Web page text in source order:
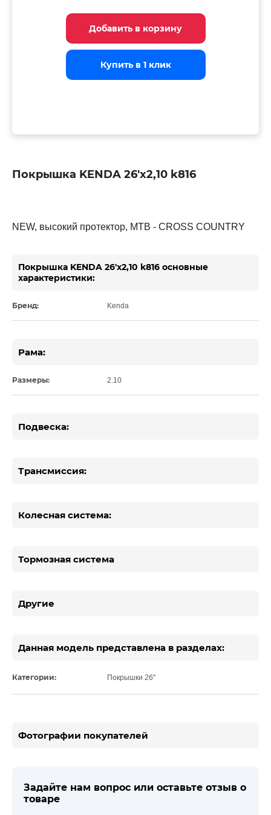
Добавить в корзину
Добавить в корзину
Добавить в корзину
Купить в 1 клик
Купить в 1 клик
Купить в 1 клик
Покрышка KENDA 26'х2,10 k816
NEW, высокий протектор, MTB - CROSS COUNTRY
Покрышка KENDA 26'х2,10 k816 основные
характеристики:
Бренд: Kenda
Рама:
Размеры: 2.10
Подвеска:
Трансмиссия:
Колесная система:
Тормозная система
Другие
Данная модель представлена в разделах:
Категории: Покрышки 26"
Фотографии покупателей
Задайте нам вопрос или оставьте отзыв о
товаре